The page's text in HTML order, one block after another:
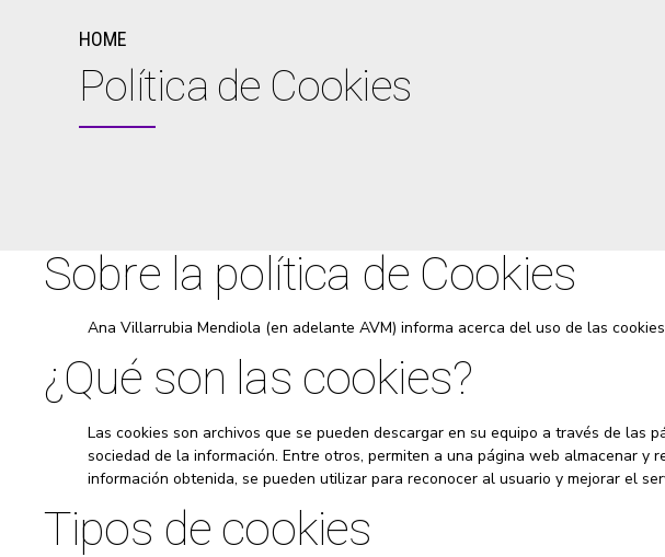
HOME
Política de Cookies
Sobre la política de Cookies
Ana Villarrubia Mendiola (en adelante AVM) informa acerca del uso de las
¿Qué son las cookies?
Las cookies son archivos que se pueden descargar en su equipo a través de
sociedad de la información. Entre otros, permiten a una página web almacenar
información obtenida, se pueden utilizar para reconocer al usuario y mejorar el
Tipos de cookies